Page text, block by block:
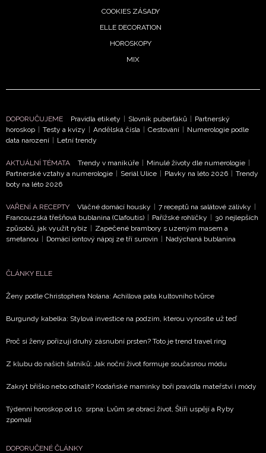
Přihlášením k newsletteru souhlasíte s
podmínkami společnosti BurdaMedia Extra s.r.o.
ochrany soukromí- BurdaMedia Extra s.r.o. bude s
vyhodnocení akce a zasílání novinek.
Chcete navíc dostávat i další zajímavé a exkluzivní
zpracováním údajů k tomuto účelu podle Zásad ochrany
soukromí BurdaMedia Extra s.r.o., zaškrtněte toto pole.
COOKIES ZÁSADY
ELLE DECORATION
HOROSKOPY
MIX
DOPORUČUJEME Pravidla etikety | Slovník puberťáků | Partnerský
horoskop | Testy a kvízy | Andělská čísla | Cestování | Numerologie podle
data narození | Letní trendy
AKTUÁLNÍ TÉMATA Trendy v manikúře | Minulé životy dle numerologie |
Partnerské vztahy a numerologie | Seriál Ulice | Plavky na léto 2026 | Trendy
boty na léto 2026
VAŘENÍ A RECEPTY Vláčné domácí housky | 7 receptů na salátové zálivky |
Francouzská třešňová bublanina (Clafoutis) | Pařížské rohlíčky | 30 nejlepších
způsobů, jak využít rybíz | Zapečené brambory s uzeným masem a
smetanou | Domácí iontový nápoj ze tří surovin | Nadýchaná bublanina
ČLÁNKY ELLE
Ženy podle Christophera Nolana: Achillova pata kultovního tvůrce
Burgundy kabelka: Stylová investice na podzim, kterou vynosíte už teď
Proč si ženy pořizují druhý zásnubní prsten? Toto je trend travel ring
Z klubu do našich šatníků: Jak noční život formuje současnou módu
Zakrýt bříško nebo odhalit? Kodaňské maminky boří pravidla mateřství i módy
Týdenní horoskop od 10. srpna: Lvům se obrací život, Štíři uspějí a Ryby
zpomalí
DOPORUČENÉ ČLÁNKY